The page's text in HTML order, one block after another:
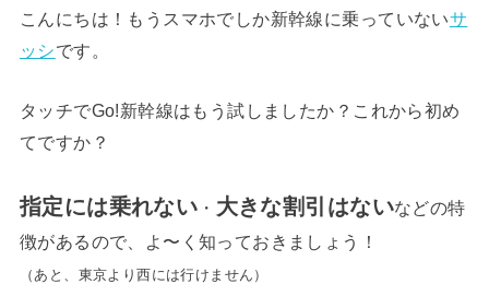
こんにちは！もうスマホでしか新幹線に乗っていないサ
ッシです。
タッチでGo!新幹線はもう試しましたか？これから初め
てですか？
指定には乗れない ・ 大きな割引はないなどの特
徴があるので、よ〜く知っておきましょう！
（あと、東京より西には行けません）